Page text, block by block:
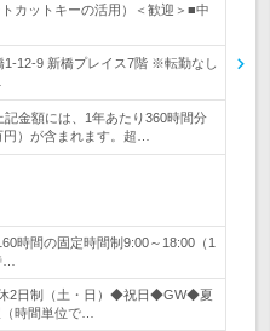
カットキーの活用）＜歓迎＞■中
1-12-9 新橋プレイス7階 ※転勤なし
金額には、1年あたり360時間分
）が含まれます。超…
時間の固定時間制9:00～18:00（1
2日制（土・日）◆祝日◆GW◆夏
時間単位で…